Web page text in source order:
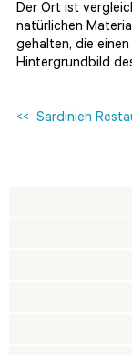
Der Ort ist
natürlichen
gehalten, die
Hintergrundbild
<< Sardinien